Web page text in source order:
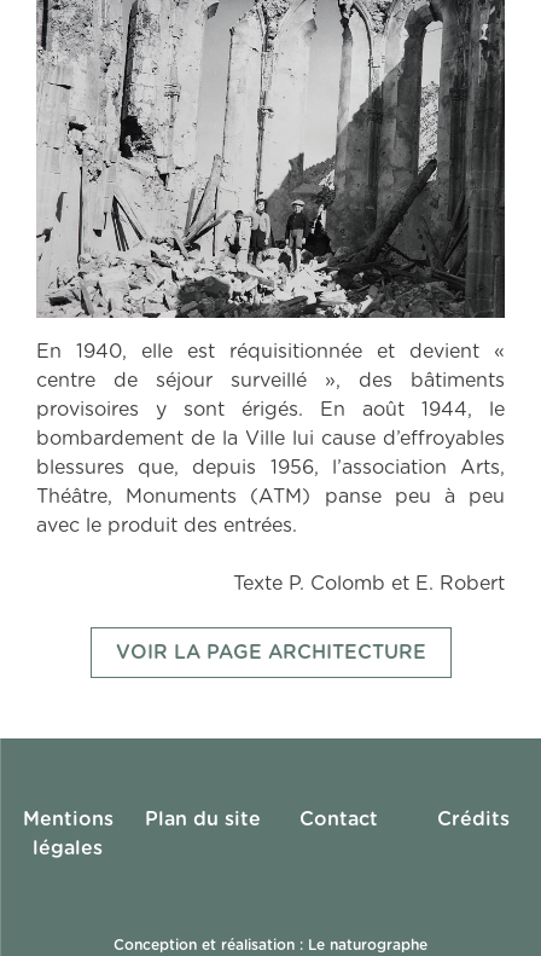
En 1940, elle est réquisitionnée et devient «
centre de séjour surveillé », des bâtiments
provisoires y sont érigés. En août 1944, le
bombardement de la Ville lui cause d’effroyables
blessures que, depuis 1956, l’association Arts,
Théâtre, Monuments (ATM) panse peu à peu
avec le produit des entrées.
Texte P. Colomb et E. Robert
VOIR LA PAGE ARCHITECTURE
Mentions
légales
Plan du site Contact Crédits
Conception et réalisation : Le naturographe